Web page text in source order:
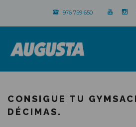
976 759 650
CONSIGUE TU
DÉCIMAS.